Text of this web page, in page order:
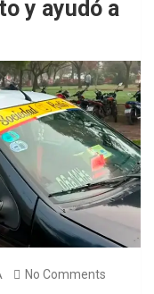
y ayudó a
No Comments